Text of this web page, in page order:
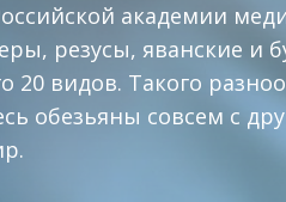
академии
резусы, яванские
20 видов. Такого
обезьяны совсем с